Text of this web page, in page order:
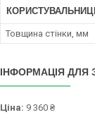
Товщина стінки, мм
ІНФОРМАЦІЯ
Ціна: 9 360 ₴